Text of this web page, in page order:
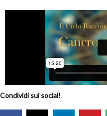
Condividi sui social!